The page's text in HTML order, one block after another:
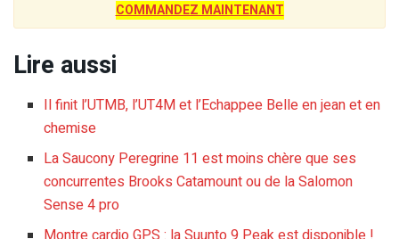
COMMANDEZ MAINTENANT
Lire aussi
Il finit l’UTMB, l’UT4M et l’Echappee Belle en jean et en
chemise
La Saucony Peregrine 11 est moins chère que ses
concurrentes Brooks Catamount ou de la Salomon
Sense 4 pro